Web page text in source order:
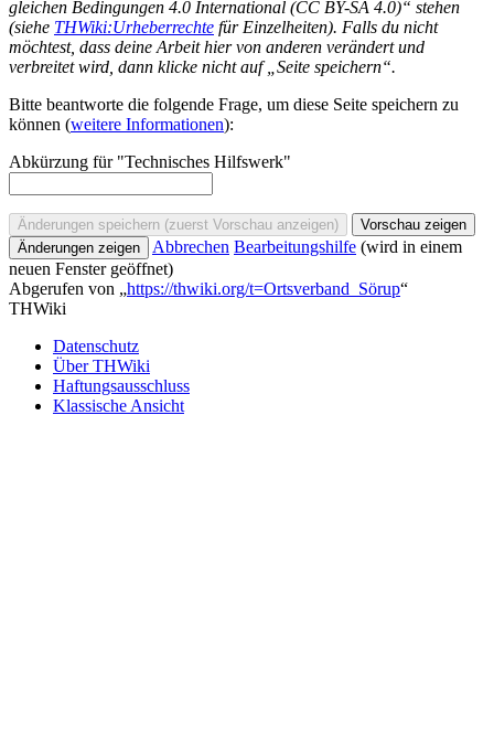
gleichen Bedingungen 4.0 International (CC BY-SA 4.0)“ stehen
(siehe THWiki:Urheberrechte für Einzelheiten). Falls du nicht
möchtest, dass deine Arbeit hier von anderen verändert und
verbreitet wird, dann klicke nicht auf „Seite speichern“.
Bitte beantworte die folgende Frage, um diese Seite speichern zu
können (weitere Informationen):
Abkürzung für "Technisches Hilfswerk"
Abbrechen Bearbeitungshilfe (wird in einem
neuen Fenster geöffnet)
Abgerufen von „https://thwiki.org/t=Ortsverband_Sörup“
THWiki
Datenschutz
Über THWiki
Haftungsausschluss
Klassische Ansicht